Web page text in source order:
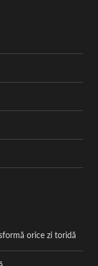
orice zi toridă